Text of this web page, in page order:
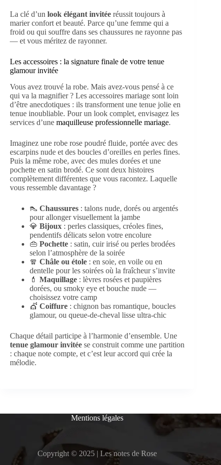
La clé d’un look élégant invitée réussit toujours à
marier confort et beauté. Parce qu’une femme qui a
froid ou qui souffre dans ses chaussures ne rayonne pas
— et vous méritez de rayonner.
Les accessoires : la signature finale de votre tenue
glamour invitée
Vous avez trouvé la robe. Mais avez-vous pensé à ce
qui va la magnifier ? Les accessoires mariage sont loin
d’être anecdotiques : ils transforment une tenue jolie en
tenue inoubliable. Pour un look complet, envisagez les
services d’une maquilleuse professionnelle mariage.
Imaginez une robe rose poudré fluide, portée avec des
escarpins nude et des boucles d’oreilles en perles fines.
Puis la même robe, avec des mules dorées et une
pochette en satin brodé. Ce sont deux histoires
complètement différentes que vous racontez. Laquelle
vous ressemble davantage ?
👠 Chaussures : talons nude, dorés ou argentés
pour allonger visuellement la jambe
💎 Bijoux : perles classiques, créoles fines,
pendentifs délicats selon votre encolure
👜 Pochette : satin, cuir irisé ou perles brodées
selon l’atmosphère de la soirée
🧣 Châle ou étole : en soie, en voile ou en
dentelle pour les soirées où la fraîcheur s’invite
💄 Maquillage : lèvres rosées et paupières
dorées, ou smoky eye et bouche nude —
choisissez votre camp
💇 Coiffure : chignon bas romantique, boucles
glamour, ou queue-de-cheval lisse ultra-chic
Chaque détail participe à l’harmonie d’ensemble. Une
tenue glamour invitée se construit comme une partition
: chaque note compte, et c’est leur accord qui crée la
mélodie.
Mentions légales
Copyright © 2025 | Les notes de Rose